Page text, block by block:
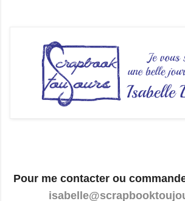
Pour me contacter ou